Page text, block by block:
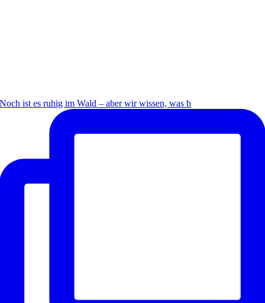
Noch ist es ruhig im Wald – aber wir wissen, was b